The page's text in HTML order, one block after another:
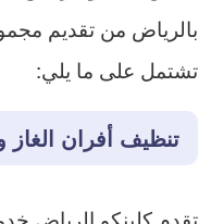
بالرياض من تقديم
تشتمل على ما يلي:
تنظيف أفران الغاز
تقدم كلينكو الرياض